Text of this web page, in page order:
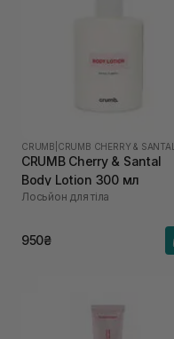
CRUMB CRUMB CHERRY & SANTAL
CRUMB Cherry & Santal
Body Lotion 300 мл
Лосьйон для тіла
950₴